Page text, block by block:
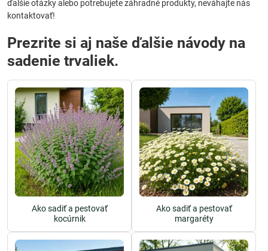
ďalšie otázky alebo potrebujete záhradné produkty, neváhajte nás
kontaktovať!
Prezrite si aj naše ďalšie návody na
sadenie trvaliek.
Ako sadiť a pestovať
kocúrnik
Ako sadiť a pestovať
margaréty